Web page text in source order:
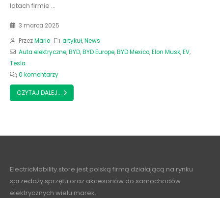
latach firmie ...
3 marca 2025
PrzezMario artykuł,News
Auta elektryczne,BYD,BYD Europe,BYD Mexico,Elon Musk,EV,
Tesla
0 komentarzy
CZYTAJ DALEJ...
ElectricMobility.store jest polską firmą działającą na rynku
sprzedaży sprzętu oraz akcesoriów do samochodów
elektrycznych wielu marek.